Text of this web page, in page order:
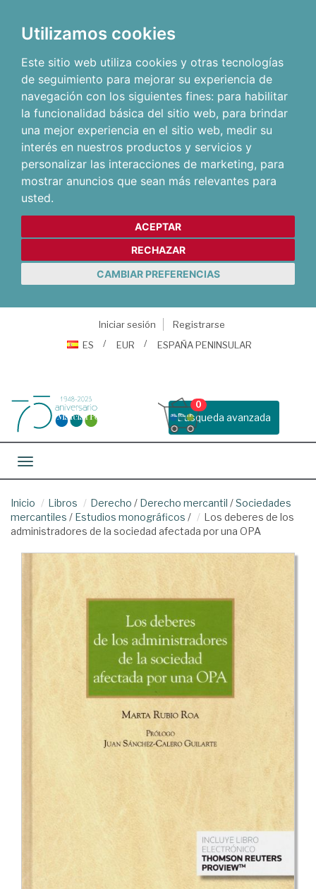
Utilizamos cookies
Este sitio web utiliza cookies y otras tecnologías
de seguimiento para mejorar su experiencia de
navegación con los siguientes fines: para habilitar
la funcionalidad básica del sitio web, para brindar
una mejor experiencia en el sitio web, medir su
interés en nuestros productos y servicios y
personalizar las interacciones de marketing, para
mostrar anuncios que sean más relevantes para
usted.
ACEPTAR
RECHAZAR
CAMBIAR PREFERENCIAS
Iniciar sesión
Registrarse
ES
EUR ESPAÑA PENINSULAR
Busqueda avanzada
0
Toggle navigation
Inicio Libros Derecho / Derecho mercantil /Sociedades
mercantiles / Estudios monográficos /
Los deberes de los
administradores de la sociedad afectada por una OPA